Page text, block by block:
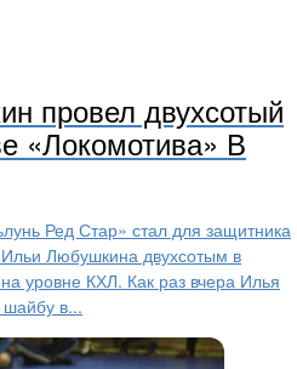
провел двухсотый
«Локомотива» В
Ред Стар» стал для защитника
Любушкина двухсотым в
уровне КХЛ. Как раз вчера Илья
в...